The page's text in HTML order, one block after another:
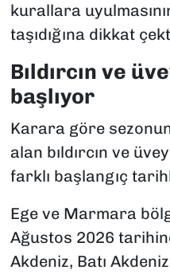
kurallara
taşıdığına dikkat
Bıldırcın ve
başlıyor
Karara göre
alan bıldırcın ve
farklı başlangıç
Ege ve Marmara
Ağustos 2026
Akdeniz, Batı